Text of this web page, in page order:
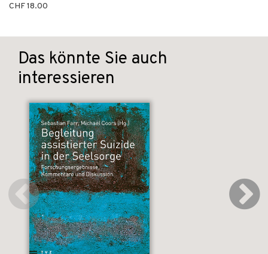
CHF 18.00
Das könnte Sie auch
interessieren